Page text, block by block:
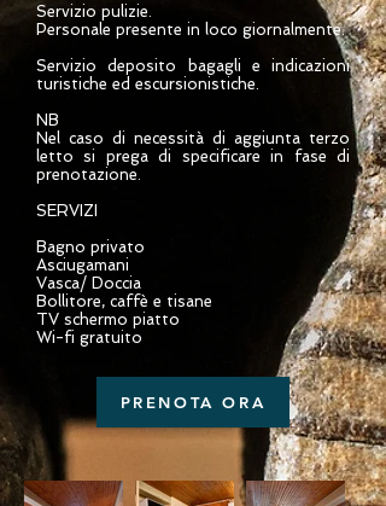
Servizio pulizie.
Personale presente in loco giornalmente.
Servizio deposito bagagli e indicazioni
turistiche ed escursionistiche.
NB
Nel caso di necessità di aggiunta terzo
letto si prega di specificare in fase di
prenotazione.
SERVIZI
Bagno privato
Asciugamani
Vasca/ Doccia
Bollitore, caffè e tisane
TV schermo piatto
Wi-fi gratuito
PRENOTA ORA